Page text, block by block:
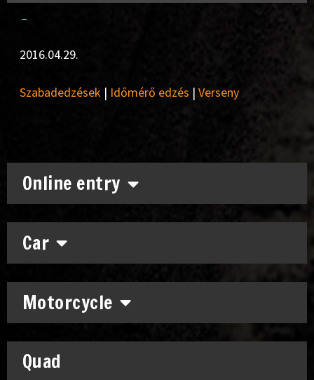
Online entry
Car
Motorcycle
Quad
–
2016.04.29.
Szabadedzések | Időmérő edzés | Verseny